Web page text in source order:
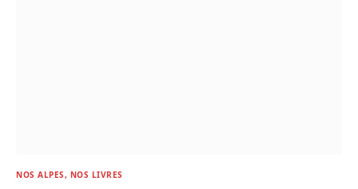
NOS ALPES, NOS LIVRES